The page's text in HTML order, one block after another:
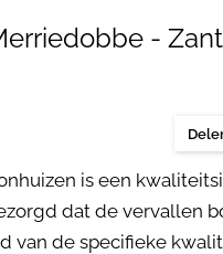
-
is een
dat de vervallen
de specifieke